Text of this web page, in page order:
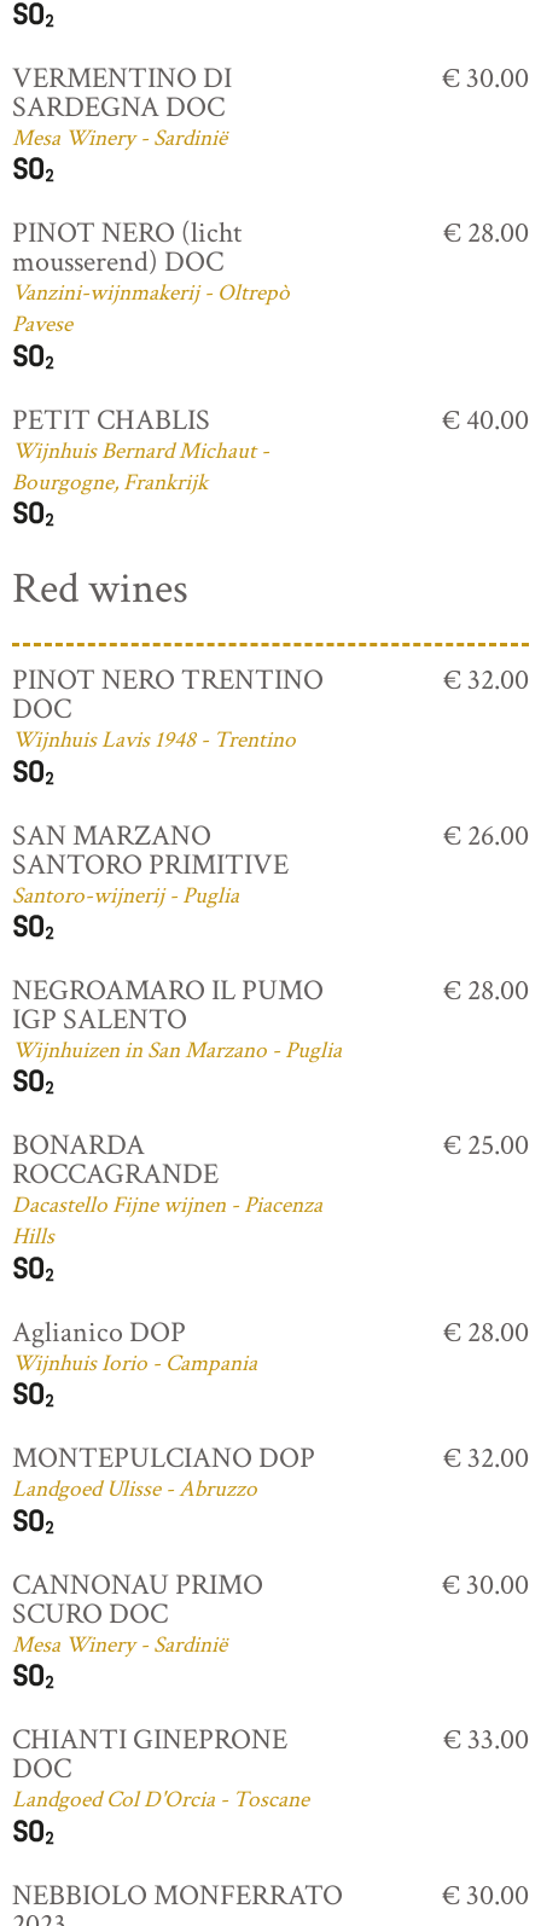
VERMENTINO DI
SARDEGNA DOC
Mesa Winery - Sardinië
€ 30.00
PINOT NERO (licht
mousserend) DOC
Vanzini-wijnmakerij - Oltrepò
Pavese
€ 28.00
PETIT CHABLIS
Wijnhuis Bernard Michaut -
Bourgogne, Frankrijk
€ 40.00
Red wines
PINOT NERO TRENTINO
DOC
Wijnhuis Lavis 1948 - Trentino
€ 32.00
SAN MARZANO
SANTORO PRIMITIVE
Santoro-wijnerij - Puglia
€ 26.00
NEGROAMARO IL PUMO
IGP SALENTO
Wijnhuizen in San Marzano - Puglia
€ 28.00
BONARDA
ROCCAGRANDE
Dacastello Fijne wijnen - Piacenza
Hills
€ 25.00
Aglianico DOP
Wijnhuis Iorio - Campania
€ 28.00
MONTEPULCIANO DOP
Landgoed Ulisse - Abruzzo
€ 32.00
CANNONAU PRIMO
SCURO DOC
Mesa Winery - Sardinië
€ 30.00
CHIANTI GINEPRONE
DOC
Landgoed Col D'Orcia - Toscane
€ 33.00
NEBBIOLO MONFERRATO € 30.00